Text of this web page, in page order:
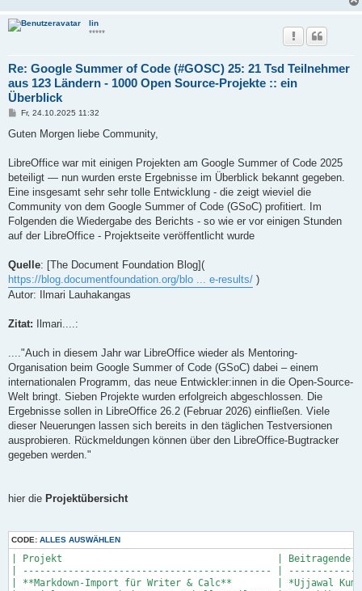
lin
*****
Re: Google Summer of Code (#GOSC) 25: 21 Tsd Teilnehmer
aus 123 Ländern - 1000 Open Source-Projekte :: ein
Überblick
B
i
a
Fr, 24.10.2025 11:32
Guten Morgen liebe Community,
LibreOffice war mit einigen Projekten am Google Summer of Code 2025
beteiligt — nun wurden erste Ergebnisse im Überblick bekannt gegeben.
Eine insgesamt sehr sehr tolle Entwicklung - die zeigt wieviel die
Community von dem Google Summer of Code (GSoC) profitiert. Im
Folgenden die Wiedergabe des Berichts - so wie er vor einigen Stunden
auf der LibreOffice - Projektseite veröffentlicht wurde
Quelle: [The Document Foundation Blog](
https://blog.documentfoundation.org/blo ... e-results/ )
Autor: Ilmari Lauhakangas
Zitat: Ilmari....:
...."Auch in diesem Jahr war LibreOffice wieder als Mentoring-
Organisation beim Google Summer of Code (GSoC) dabei – einem
internationalen Programm, das neue Entwickler:innen in die Open-Source-
Welt bringt. Sieben Projekte wurden erfolgreich abgeschlossen. Die
Ergebnisse sollen in LibreOffice 26.2 (Februar 2026) einfließen. Viele
dieser Neuerungen lassen sich bereits in den täglichen Testversionen
ausprobieren. Rückmeldungen können über den LibreOffice-Bugtracker
gegeben werden."
hier die Projektübersicht
CODE: ALLES AUSWÄHLEN
| Projekt                                      |
| -------------------------------------------- |
| **Markdown-Import für Writer & Calc**        | *Ujjawal Kumar